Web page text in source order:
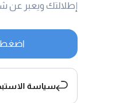
إطلالتك ويعبر عن
اضغط
سياسة